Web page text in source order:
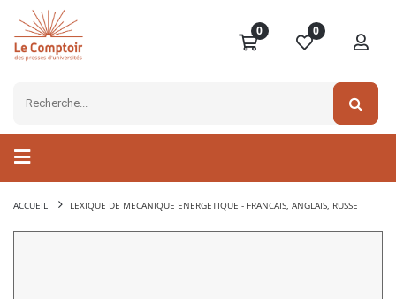
0 0
ACCUEIL LEXIQUE DE MECANIQUE ENERGETIQUE - FRANCAIS, ANGLAIS, RUSSE